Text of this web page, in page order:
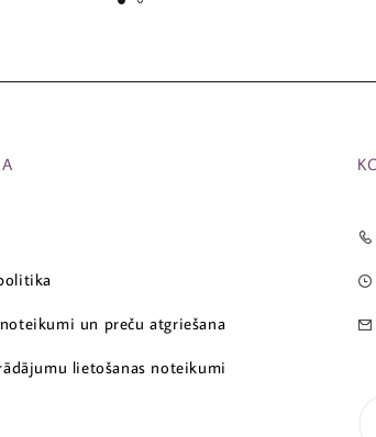
un preču atgriešana
lietošanas noteikumi